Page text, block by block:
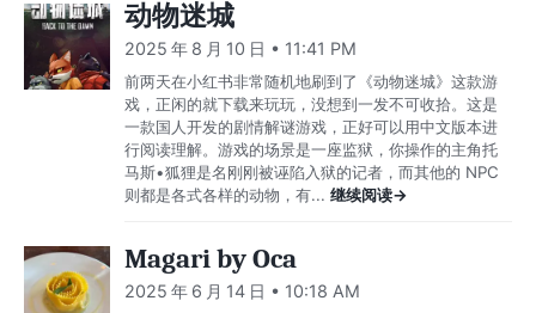
动物迷城
2025 年 8 月 10 日 • 11:41 PM
前两天在小红书非常随机地刷到了《动物迷城》这款游
戏，正闲的就下载来玩玩，没想到一发不可收拾。这是
一款国人开发的剧情解谜游戏，正好可以用中文版本进
行阅读理解。游戏的场景是一座监狱，你操作的主角托
马斯•狐狸是名刚刚被诬陷入狱的记者，而其他的 NPC
则都是各式各样的动物，有... 继续阅读→
Magari by Oca
2025 年 6 月 14 日 • 10:18 AM